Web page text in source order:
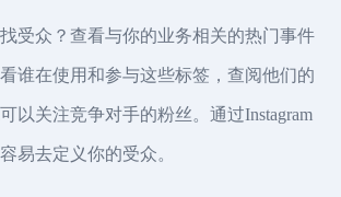
受众？查看与你的业务相关的热门事件
谁在使用和参与这些标签，查阅他们的
以关注竞争对手的粉丝。通过Instagram
易去定义你的受众。